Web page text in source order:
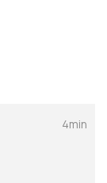
4min